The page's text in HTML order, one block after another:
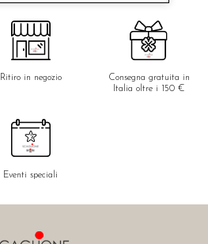
Ritiro in negozio
Consegna gratuita in
Italia oltre i 150 €
Eventi speciali